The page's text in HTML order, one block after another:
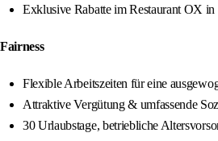
Exklusive Rabatte im Restaurant OX
Fairness
Flexible Arbeitszeiten für eine
Attraktive Vergütung & umfassende
30 Urlaubstage, betriebliche